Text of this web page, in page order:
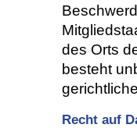
des Orts
besteht
Recht auf